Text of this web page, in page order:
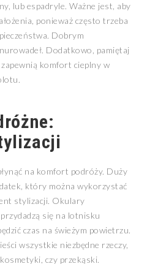
lub espadryle. Ważne jest, aby
ponieważ często trzeba
Dobrym
Dodatkowo, pamiętaj
komfort cieplny w
na komfort podróży. Duży
który można wykorzystać
stylizacji. Okulary
się na lotnisku
czas na świeżym powietrzu.
wszystkie niezbędne rzeczy,
czy przekąski.